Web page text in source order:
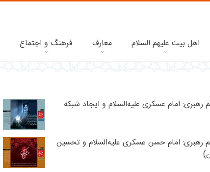
اهل بیت علیهم السلام معارف فرهنگ و اجتماع
رهبری: امام عسکری علیه‌السلام و ایجاد شبکه
رهبری: امام حسن عسکری علیه‌السلام و تحسین